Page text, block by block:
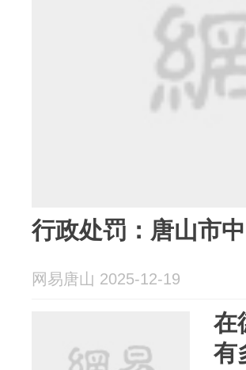
行政处罚：唐山市
网易唐山 2025-12-19
在
有